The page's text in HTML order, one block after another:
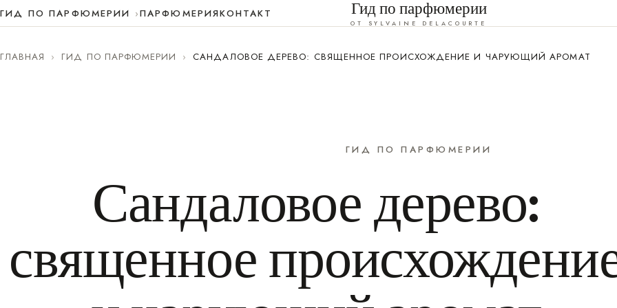
ГИД ПО ПАРФЮМЕРИИ ПАРФЮМЕРИЯКОНТАКТ Гид по парфюмерии
ОТ SYLVAINE DELACOURTE
ГЛАВНАЯ › ГИД ПО ПАРФЮМЕРИИ › САНДАЛОВОЕ ДЕРЕВО: СВЯЩЕННОЕ ПРОИСХОЖДЕНИЕ И ЧАРУЮЩИЙ АРОМАТ
ГИД ПО ПАРФЮМЕРИИ
Сандаловое дерево:
священное